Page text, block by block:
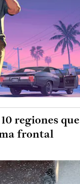
regiones que
frontal